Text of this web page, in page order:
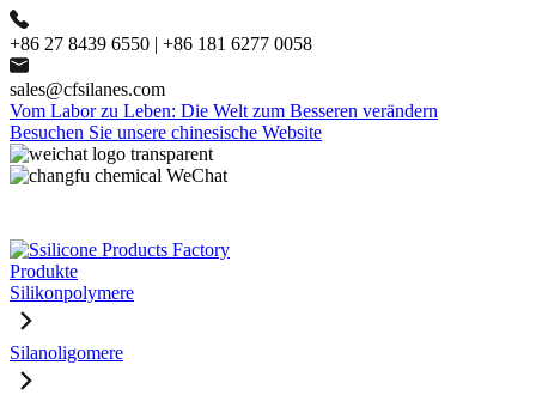
+86 27 8439 6550 | +86 181 6277 0058
sales@cfsilanes.com
Vom Labor zu Leben: Die Welt zum Besseren verändern
Besuchen Sie unsere chinesische Website
Produkte
Silikonpolymere
Silanoligomere